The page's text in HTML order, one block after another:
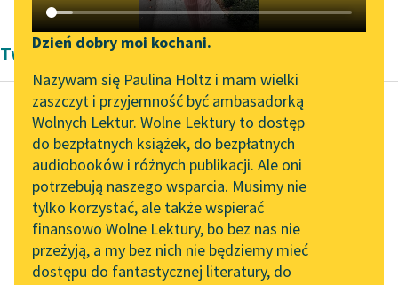
Katalog DAISY
Podkasty o książkach
Zgłoś brak utworu
Aktualności
„Prokurator Alicja Horn”
do słuchania
Byliśmy częścią AI Impact
Lab
Zapraszamy na spotkanie
online z tłumaczkami
literatury skandynawskiej
Narzędzia
Mapa Wolnych Lektur
Leśmianator
Przewodnik dla piszących i
czytających
API
Dzień dobry moi kochani.
Nazywam się Paulina Holtz i mam wielki
zaszczyt i przyjemność być ambasadorką
Wolnych Lektur. Wolne Lektury to dostęp
do bezpłatnych książek, do bezpłatnych
audiobooków i różnych publikacji. Ale oni
potrzebują naszego wsparcia. Musimy nie
tylko korzystać, ale także wspierać
finansowo Wolne Lektury, bo bez nas nie
przeżyją, a my bez nich nie będziemy mieć
dostępu do fantastycznej literatury, do
Twórczość Bolesław Prus
Bolesław Prus
Katarynka
Czytaj więcej